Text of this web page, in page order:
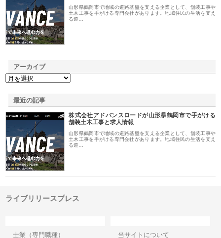
山形県鶴岡市で地域の道路基盤を支える企業として、舗装工事や
土木工事を手がける専門会社があります。地域住民の生活を支え
る道…
アーカイブ
最近の記事
株式会社アドバンスロードが山形県鶴岡市で手がける
舗装土木工事と求人情報
山形県鶴岡市で地域の道路基盤を支える企業として、舗装工事や
土木工事を手がける専門会社があります。地域住民の生活を支え
る道…
ライブリリースプレス
士業（専門職種）
当サイトについて